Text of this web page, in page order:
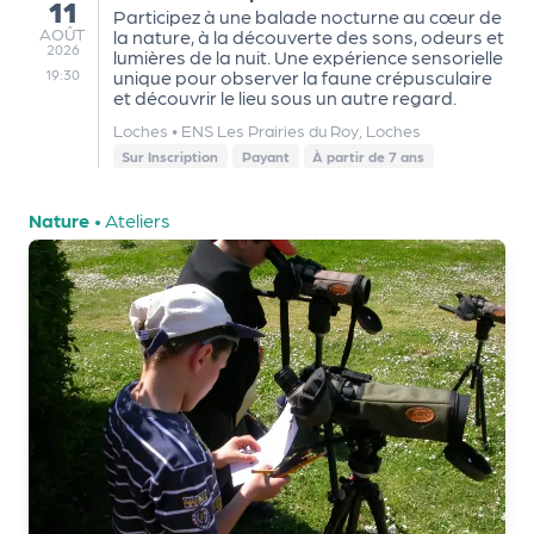
11
AOÛT
AOÛT
2026
19:30
Participez à une balade nocturne au cœur de
la nature, à la découverte des sons, odeurs et
lumières de la nuit. Une expérience sensorielle
unique pour observer la faune crépusculaire
et découvrir le lieu sous un autre regard.
Loches • ENS Les Prairies du Roy, Loches
Sur Inscription Payant À partir de 7 ans
Nature • Ateliers
e
n
e
s